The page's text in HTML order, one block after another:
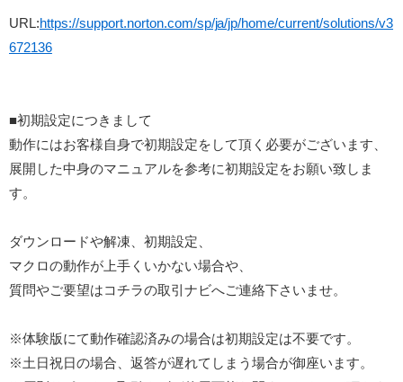
URL:https://support.norton.com/sp/ja/jp/home/current/solutions/v3
672136
■初期設定につきまして
動作にはお客様自身で初期設定をして頂く必要がございます、
展開した中身のマニュアルを参考に初期設定をお願い致しま
す。
ダウンロードや解凍、初期設定、
マクロの動作が上手くいかない場合や、
質問やご要望はコチラの取引ナビへご連絡下さいませ。
※体験版にて動作確認済みの場合は初期設定は不要です。
※土日祝日の場合、返答が遅れてしまう場合が御座います。